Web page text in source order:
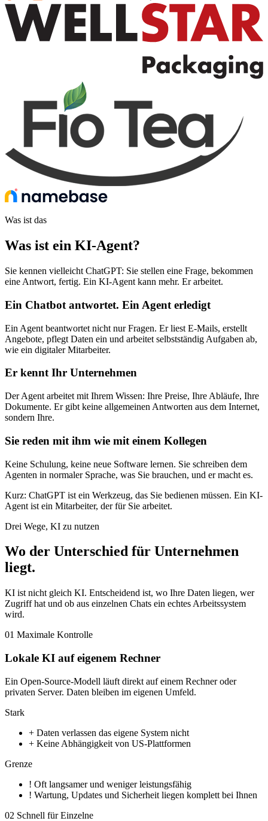
Was ist das
Was ist ein KI-Agent?
Sie kennen vielleicht ChatGPT: Sie stellen eine Frage, bekommen
eine Antwort, fertig. Ein KI-Agent kann mehr. Er arbeitet.
Ein Chatbot antwortet. Ein Agent erledigt
Ein Agent beantwortet nicht nur Fragen. Er liest E-Mails, erstellt
Angebote, pflegt Daten ein und arbeitet selbstständig Aufgaben ab,
wie ein digitaler Mitarbeiter.
Er kennt Ihr Unternehmen
Der Agent arbeitet mit Ihrem Wissen: Ihre Preise, Ihre Abläufe, Ihre
Dokumente. Er gibt keine allgemeinen Antworten aus dem Internet,
sondern Ihre.
Sie reden mit ihm wie mit einem Kollegen
Keine Schulung, keine neue Software lernen. Sie schreiben dem
Agenten in normaler Sprache, was Sie brauchen, und er macht es.
Kurz: ChatGPT ist ein Werkzeug, das Sie bedienen müssen. Ein KI-
Agent ist ein Mitarbeiter, der für Sie arbeitet.
Drei Wege, KI zu nutzen
Wo der Unterschied für Unternehmen
liegt.
KI ist nicht gleich KI. Entscheidend ist, wo Ihre Daten liegen, wer
Zugriff hat und ob aus einzelnen Chats ein echtes Arbeitssystem
wird.
01 Maximale Kontrolle
Lokale KI auf eigenem Rechner
Ein Open-Source-Modell läuft direkt auf einem Rechner oder
privaten Server. Daten bleiben im eigenen Umfeld.
Stark
+ Daten verlassen das eigene System nicht
+ Keine Abhängigkeit von US-Plattformen
Grenze
! Oft langsamer und weniger leistungsfähig
! Wartung, Updates und Sicherheit liegen komplett bei Ihnen
02 Schnell für Einzelne